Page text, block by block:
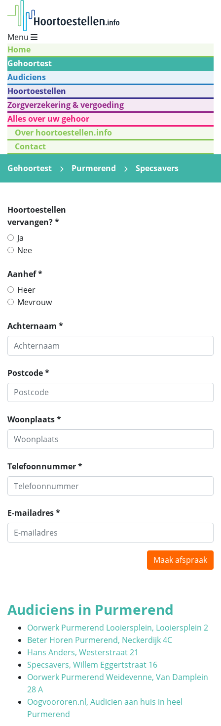
Menu
Home
Gehoortest
Audiciens
Hoortoestellen
Zorgverzekering & vergoeding
Alles over uw gehoor
Over hoortoestellen.info
Contact
Gehoortest
Purmerend Specsavers
Hoortoestellen
vervangen? *
Ja
Nee
Aanhef *
Heer
Mevrouw
Achternaam *
Postcode *
Woonplaats *
Telefoonnummer *
E-mailadres *
Maak afspraak
Audiciens in Purmerend
Oorwerk Purmerend Looiersplein, Looiersplein 2
Beter Horen Purmerend, Neckerdijk 4C
Hans Anders, Westerstraat 21
Specsavers, Willem Eggertstraat 16
Oorwerk Purmerend Weidevenne, Van Damplein
28 A
Oogvoororen.nl, Audicien aan huis in heel
Purmerend